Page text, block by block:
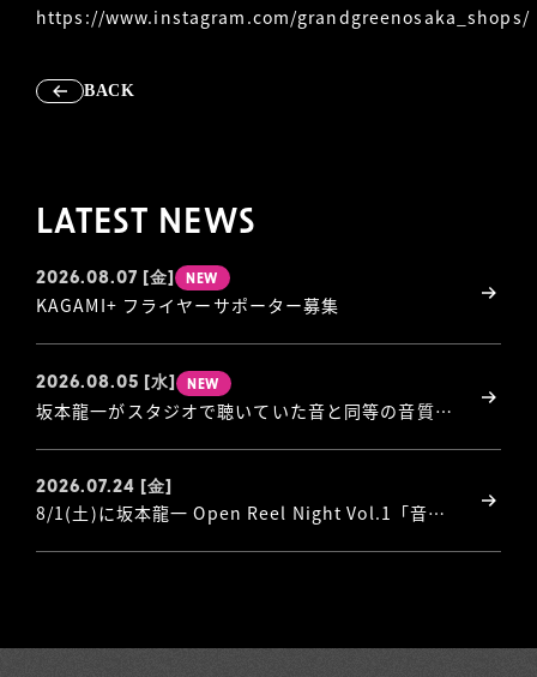
https://www.instagram.com/grandgreenosaka_shops/
BACK
LATEST NEWS
2026.08.07 [金] NEW
KAGAMI+ フライヤーサポーター募集
2026.08.05 [水] NEW
坂本龍一がスタジオで聴いていた音と同等の音質を体験できる「Open Reel Night」第2夜・第3夜開催決定！
2026.07.24 [金]
8/1(土)に坂本龍一 Open Reel Night Vol.1「音楽図鑑」開催決定！